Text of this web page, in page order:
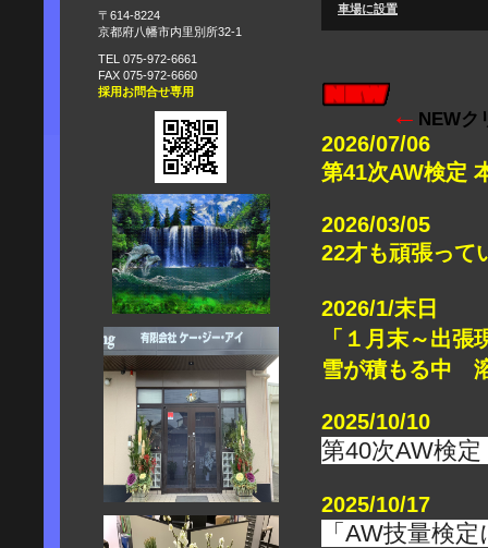
車場に設置
← NEWク
2026/07/06
第41次AW検定
2026/03/05
22才も頑張って
2026/1/末日
「１月末～出
雪が積もる中
2025/10/10
第40次AW検
2025/10/17
「 AW技量検
〒614-8224
京都府八幡市内里別所32-1
TEL 075-972-6661
FAX 075-972-6660
採用お問合せ専用